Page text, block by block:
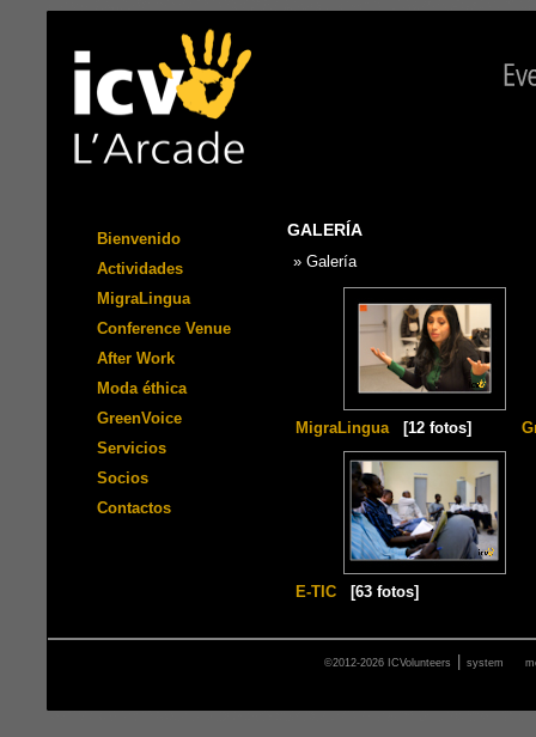
Bienvenido
Actividades
MigraLingua
Conference Venue
After Work
Moda éthica
GreenVoice
Servicios
Socios
Contactos
GALERÍA
» Galería
MigraLingua[12 fotos]
E-TIC [63 fotos]
©2012-2026 ICVolunteers system